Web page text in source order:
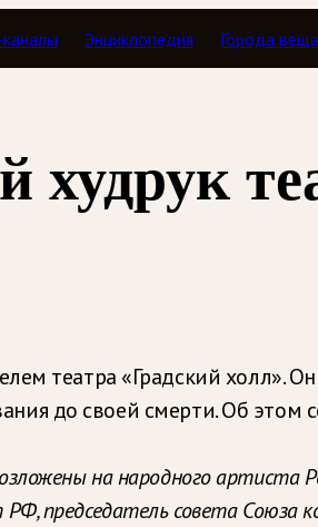
Энциклопедия Города
театра «Градский холл».
до своей смерти. Об
на народного артиста
председатель совета Союза